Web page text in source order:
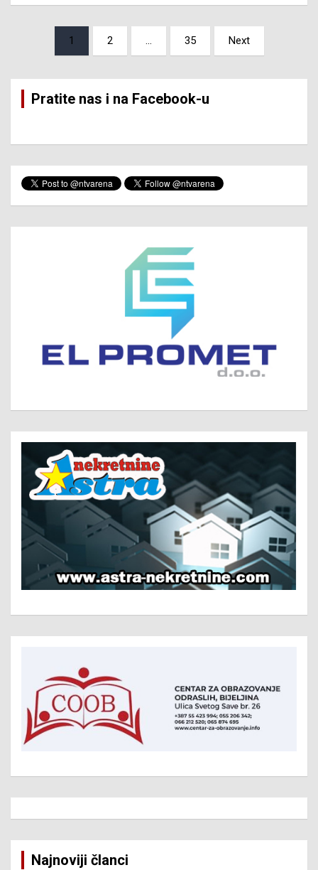
pagination
1 2 … 35 Next
Pratite nas i na Facebook-u
Najnoviji članci